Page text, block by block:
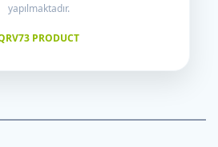
yapılmaktadır.
PRODUCT